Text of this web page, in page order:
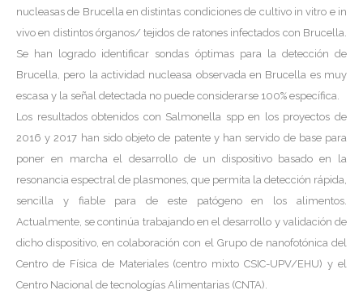
nucleasas de Brucella en distintas condiciones de cultivo in vitro e in
vivo en distintos órganos/ tejidos de ratones infectados con Brucella.
Se han logrado identificar sondas óptimas para la detección de
Brucella, pero la actividad nucleasa observada en Brucella es muy
escasa y la señal detectada no puede considerarse 100% específica.
Los resultados obtenidos con Salmonella spp en los proyectos de
2016 y 2017 han sido objeto de patente y han servido de base para
poner en marcha el desarrollo de un dispositivo basado en la
resonancia espectral de plasmones, que permita la detección rápida,
sencilla y fiable para de este patógeno en los alimentos.
Actualmente, se continúa trabajando en el desarrollo y validación de
dicho dispositivo, en colaboración con el Grupo de nanofotónica del
Centro de Física de Materiales (centro mixto CSIC-UPV/EHU) y el
Centro Nacional de tecnologías Alimentarias (CNTA).